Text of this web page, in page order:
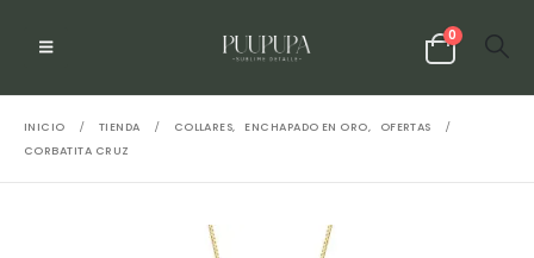
0
INICIO TIENDA COLLARES, ENCHAPADO EN ORO,
OFERTAS
CORBATITA CRUZ